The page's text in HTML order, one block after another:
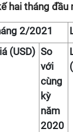
hai tháng đầu
2/2021
(USD) So
với
cùng
kỳ
năm
2020